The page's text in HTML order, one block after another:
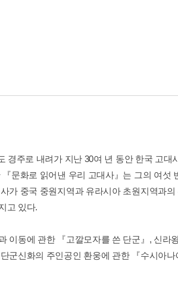
경주로 내려가 지난 30여 년 동안 한국 고대
문화로 읽어낸 우리 고대사』는 그의 여섯
가 중국 중원지역과 유라시아 초원지역과의
고 있다.
이동에 관한 『고깔모자를 쓴 단군』, 신라
군신화의 주인공인 환웅에 관한 『수시아나